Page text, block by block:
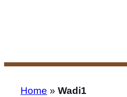
Home » Wadi1